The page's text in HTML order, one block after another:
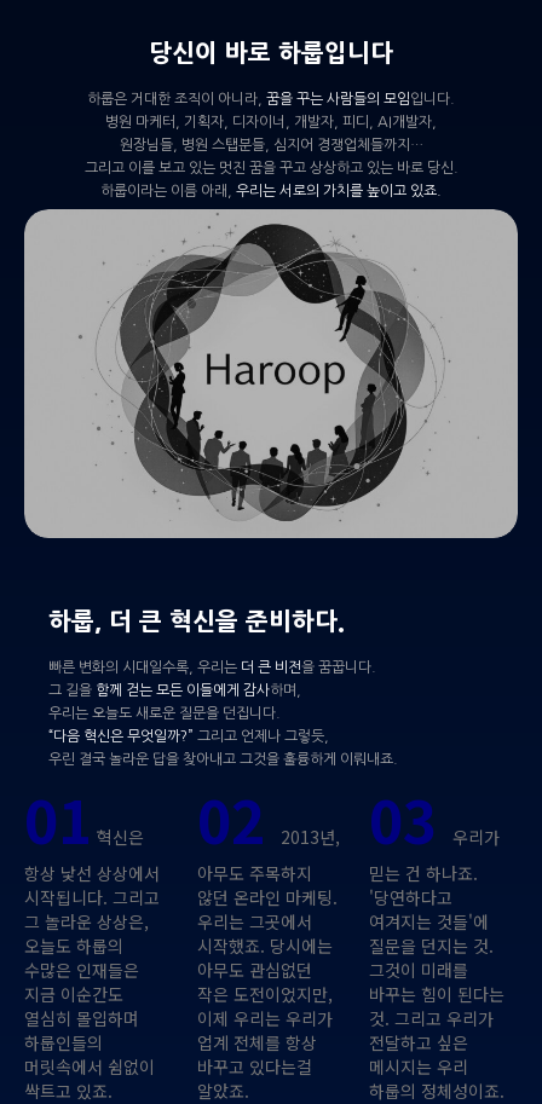
당신이 바로 하룹입니다
하룹은 거대한 조직이 아니라, 꿈을 꾸는 사람들의 모임입니다.
병원 마케터, 기획자, 디자이너, 개발자, 피디, AI개발자,
원장님들, 병원 스탭분들, 심지어 경쟁업체들까지…
그리고 이를 보고 있는 멋진 꿈을 꾸고 상상하고 있는 바로 당신.
하룹이라는 이름 아래, 우리는 서로의 가치를 높이고 있죠.
하룹, 더 큰 혁신을 준비하다.
빠른 변화의 시대일수록, 우리는 더 큰 비전을 꿈꿉니다.
그 길을 함께 걷는 모든 이들에게 감사하며,
우리는 오늘도 새로운 질문을 던집니다.
“다음 혁신은 무엇일까?” 그리고 언제나 그렇듯,
우린 결국 놀라운 답을 찾아내고 그것을 훌륭하게 이뤄내죠.
01 혁신은
항상 낯선 상상에서
시작됩니다. 그리고
그 놀라운 상상은,
오늘도 하룹의
수많은 인재들은
지금 이순간도
열심히 몰입하며
하룹인들의
머릿속에서 쉼없이
싹트고 있죠.
02
2013년,
아무도 주목하지
않던 온라인 마케팅.
우리는 그곳에서
시작했죠. 당시에는
아무도 관심없던
작은 도전이었지만,
이제 우리는 우리가
업계 전체를 항상
바꾸고 있다는걸
알았죠.
03우리가
믿는 건 하나죠.
'당연하다고
여겨지는 것들'에
질문을 던지는 것.
그것이 미래를
바꾸는 힘이 된다는
것. 그리고 우리가
전달하고 싶은
메시지는 우리
하룹의 정체성이죠.